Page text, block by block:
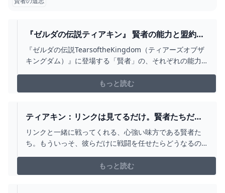
『ゼルダの伝説ティアキン』 賢者の能力と盟約の
優先度 / STIT（スティット）
『ゼルダの伝説TearsoftheKingdom（ティアーズオブザ
キングダム）』に登場する「賢者」の、それぞれの能力
「英傑」のポジションとなるキャラクター達ですがシス
テム的にはかなり大きく変更されている印象です。...
もっと読む
ティアキン：リンクは見てるだけ。賢者たちだけ
でどこまで戦えるか検証してみた【ゼルダ ティア
ーズ オブ ザ キングダム日記＃53】 - 電撃オンライ
リンクと一緒に戦ってくれる、心強い味方である賢者た
ち。もういっそ、彼らだけに戦闘を任せたらどうなるの
もっと読む